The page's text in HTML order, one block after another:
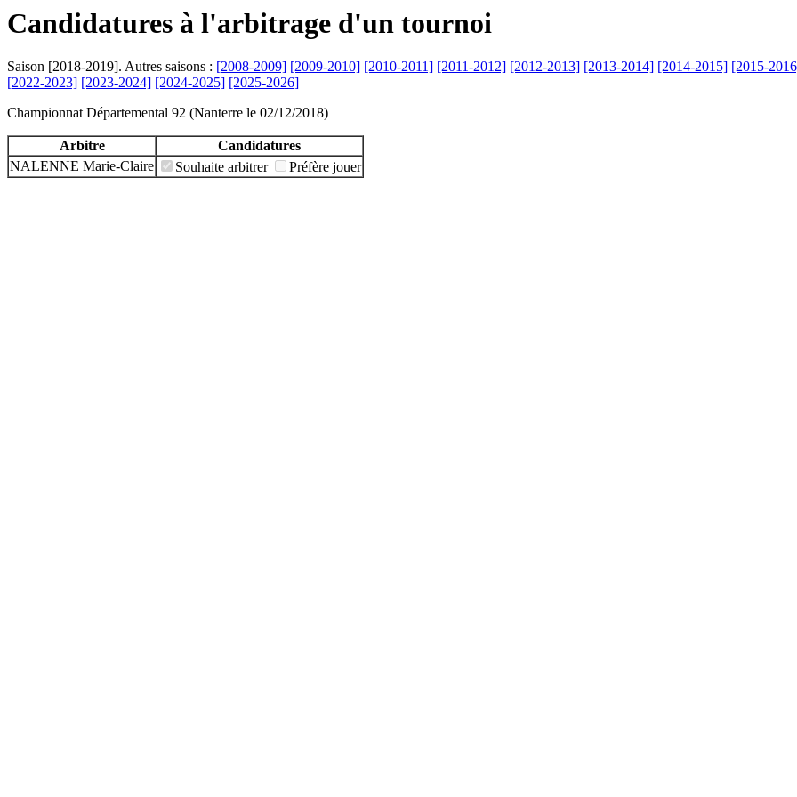
Candidatures à l'arbitrage d'un tournoi
Saison [2018-2019]. Autres saisons : [2008-2009] [2009-2010] [2010-2011] [2011-2012] [2012-2013] [2013-2014] [2014-2015] [2015-
[2022-2023] [2023-2024] [2024-2025] [2025-2026]
Championnat Départemental 92 (Nanterre le 02/12/2018)
Arbitre
Candidatures
NALENNE Marie-Claire
Souhaite arbitrer Préfère jouer